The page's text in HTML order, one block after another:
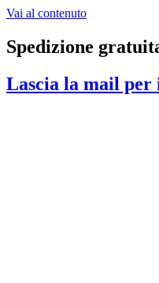
Vai al contenuto
Spedizione
Lascia la mail per